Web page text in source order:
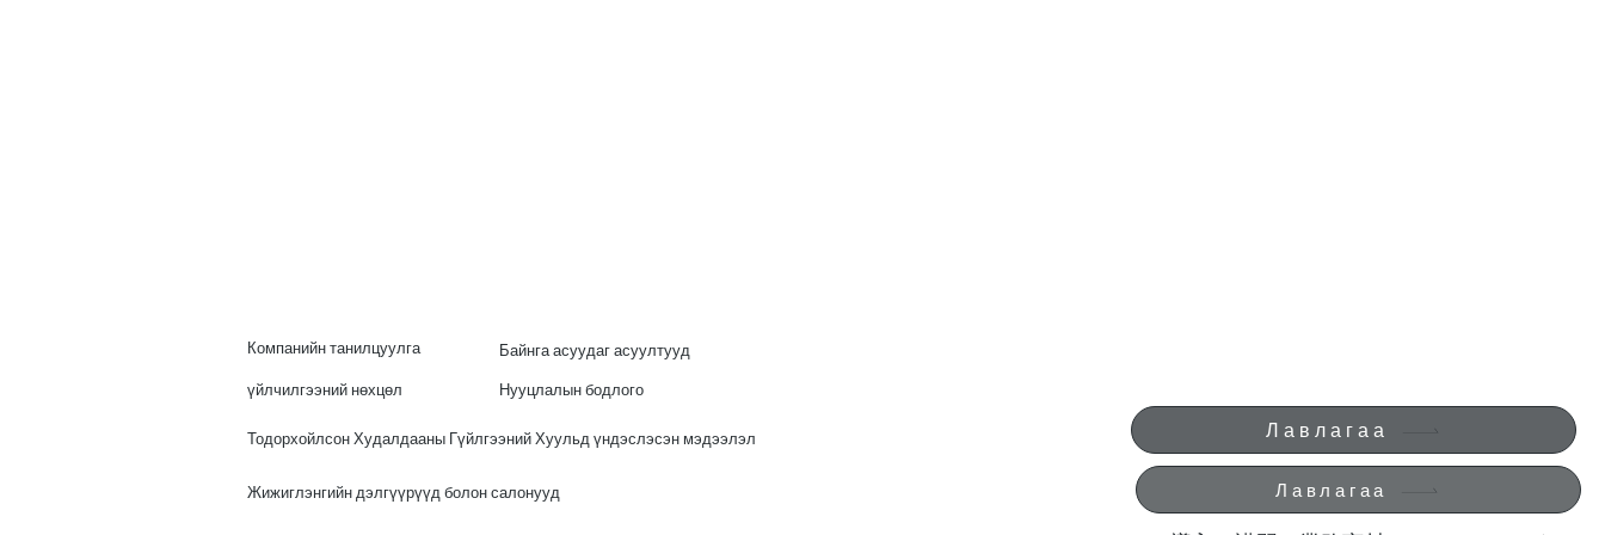
Лавлагаа
Лавлагаа
Компанийн танилцуулга
үйлчилгээний нөхцөл
Байнга асуудаг асуултууд
Нууцлалын бодлого
Тодорхойлсон Худалдааны Гүйлгээний Хуульд үндэслэсэн мэдээлэл
Жижиглэнгийн дэлгүүрүүд болон салонууд